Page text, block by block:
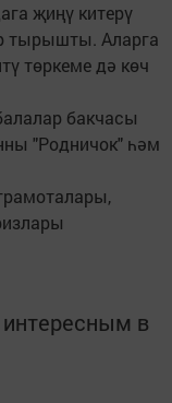
җиңү китерү
тырышты. Аларга
төркеме дә көч
бакчасы
"Родничок" һәм
в